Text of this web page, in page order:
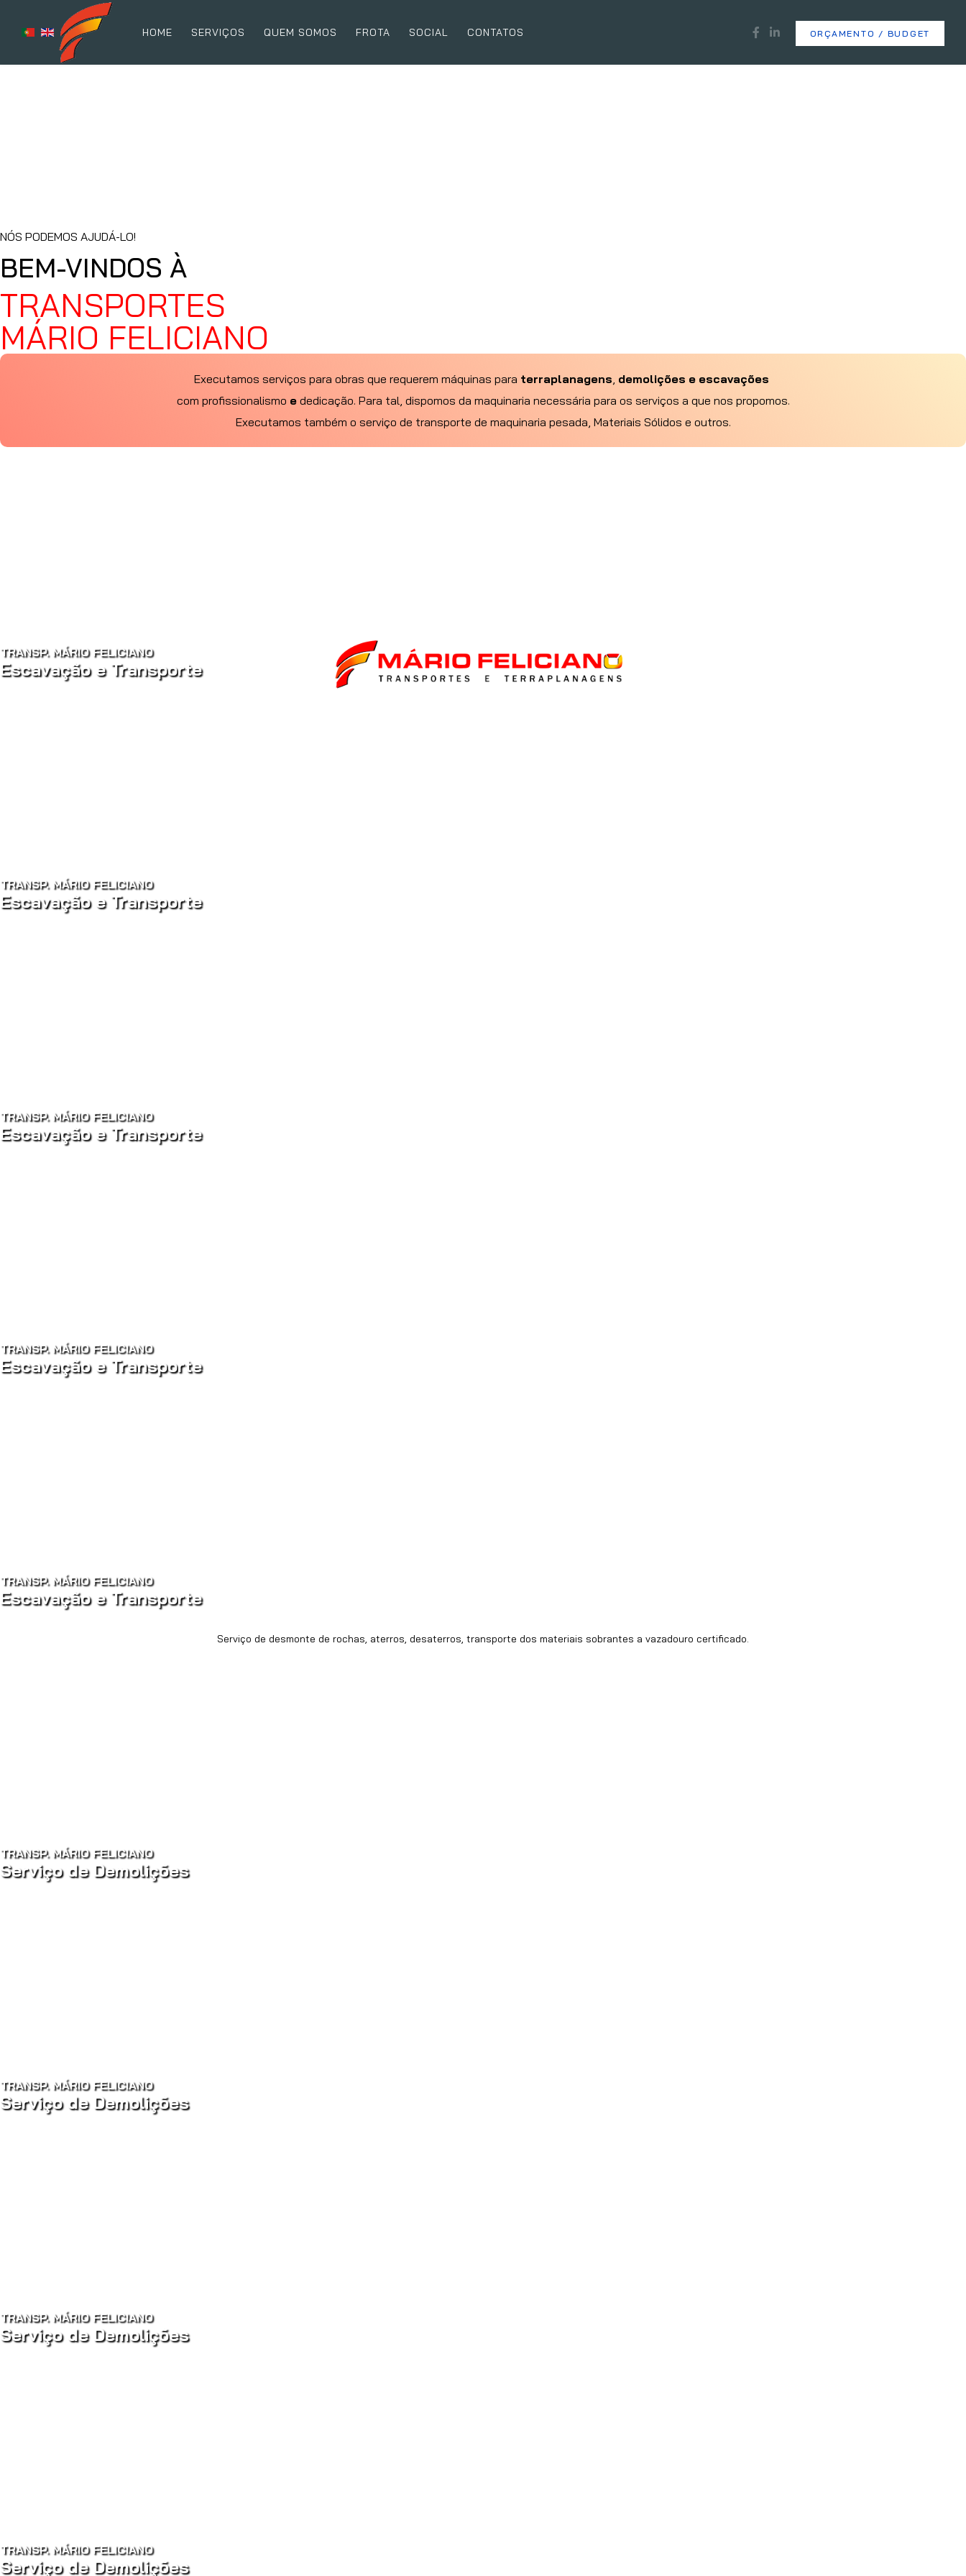
HOME SERVIÇOS QUEM SOMOS FROTA SOCIAL CONTATOS ORÇAMENTO / BUDGET
NÓS PODEMOS AJUDÁ-LO!
BEM-VINDOS À
TRANSPORTES
MÁRIO FELICIANO
Executamos serviços para obras que requerem máquinas para terraplanagens, demolições e escavações
com profissionalismo ededicação. Para tal, dispomos da maquinaria necessária para os serviços a que nos propomos.
Executamos também o serviço de transporte de maquinaria pesada, Materiais Sólidos e outros.
TRANSP. MÁRIO FELICIANO
Escavação e Transporte
TRANSP. MÁRIO FELICIANO
Escavação e Transporte
TRANSP. MÁRIO FELICIANO
Escavação e Transporte
TRANSP. MÁRIO FELICIANO
Escavação e Transporte
TRANSP. MÁRIO FELICIANO
Escavação e Transporte
Serviço de desmonte de rochas, aterros, desaterros, transporte dos materiais sobrantes a vazadouro certificado.
TRANSP. MÁRIO FELICIANO
Serviço de Demolições
TRANSP. MÁRIO FELICIANO
Serviço de Demolições
TRANSP. MÁRIO FELICIANO
Serviço de Demolições
TRANSP. MÁRIO FELICIANO
Serviço de Demolições